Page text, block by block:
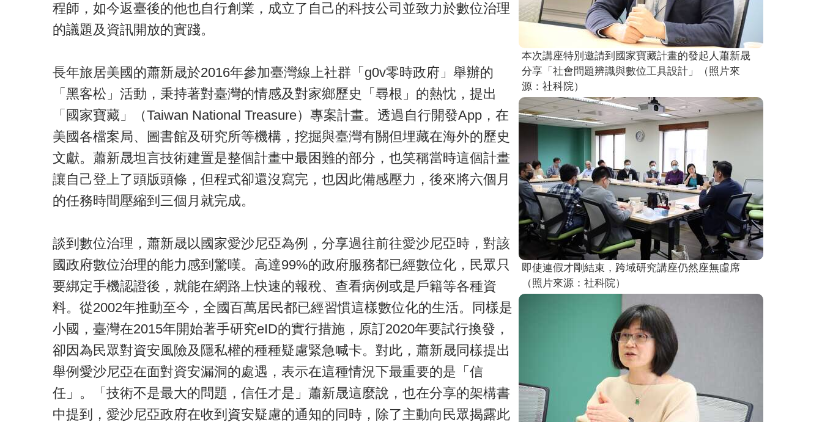
本次講座特別邀請到國家寶藏計畫的發起人蕭新晟
分享「社會問題辨識與數位工具設計」（照片來
源：社科院）
即使連假才剛結束，跨域研究講座仍然座無虛席
（照片來源：社科院）
程師，如今返臺後的他也自行創業，成立了自己的科技公司並致力於數位治理
的議題及資訊開放的實踐。
長年旅居美國的蕭新晟於2016年參加臺灣線上社群「g0v零時政府」舉辦的
「黑客松」活動，秉持著對臺灣的情感及對家鄉歷史「尋根」的熱忱，提出
「國家寶藏」（Taiwan National Treasure）專案計畫。透過自行開發App，在
美國各檔案局、圖書館及研究所等機構，挖掘與臺灣有關但埋藏在海外的歷史
文獻。蕭新晟坦言技術建置是整個計畫中最困難的部分，也笑稱當時這個計畫
讓自己登上了頭版頭條，但程式卻還沒寫完，也因此備感壓力，後來將六個月
的任務時間壓縮到三個月就完成。
談到數位治理，蕭新晟以國家愛沙尼亞為例，分享過往前往愛沙尼亞時，對該
國政府數位治理的能力感到驚嘆。高達99%的政府服務都已經數位化，民眾只
要綁定手機認證後，就能在網路上快速的報稅、查看病例或是戶籍等各種資
料。從2002年推動至今，全國百萬居民都已經習慣這樣數位化的生活。同樣是
小國，臺灣在2015年開始著手研究eID的實行措施，原訂2020年要試行換發，
卻因為民眾對資安風險及隱私權的種種疑慮緊急喊卡。對此，蕭新晟同樣提出
舉例愛沙尼亞在面對資安漏洞的處遇，表示在這種情況下最重要的是「信
任」。「技術不是最大的問題，信任才是」蕭新晟這麼說，也在分享的架構書
中提到，愛沙尼亞政府在收到資安疑慮的通知的同時，除了主動向民眾揭露此